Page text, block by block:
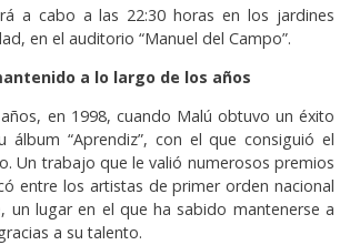
a cabo a las 22:30 horas en los jardines
en el auditorio “Manuel del Campo”.
a lo largo de los años
en 1998, cuando Malú obtuvo un éxito
álbum “Aprendiz”, con el que consiguió el
Un trabajo que le valió numerosos premios
entre los artistas de primer orden nacional
un lugar en el que ha sabido mantenerse a
a su talento.